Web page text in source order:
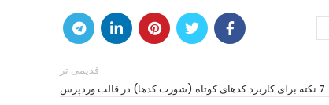
قدیمی تر
7 نکته برای کاربرد کدهای کوتاه (شورت کدها) در قالب وردپرس